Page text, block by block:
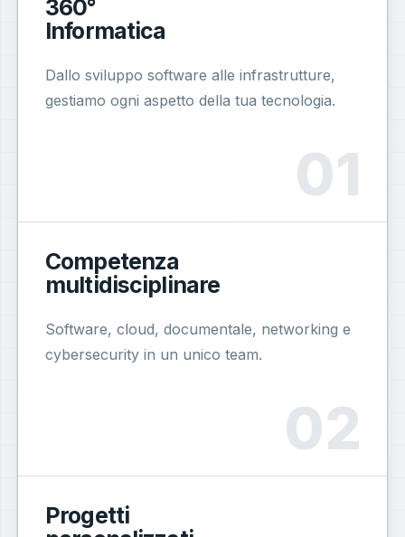
360°
Informatica
Dallo sviluppo software alle infrastrutture,
gestiamo ogni aspetto della tua tecnologia.
Competenza
multidisciplinare
Software, cloud, documentale, networking e
cybersecurity in un unico team.
Progetti